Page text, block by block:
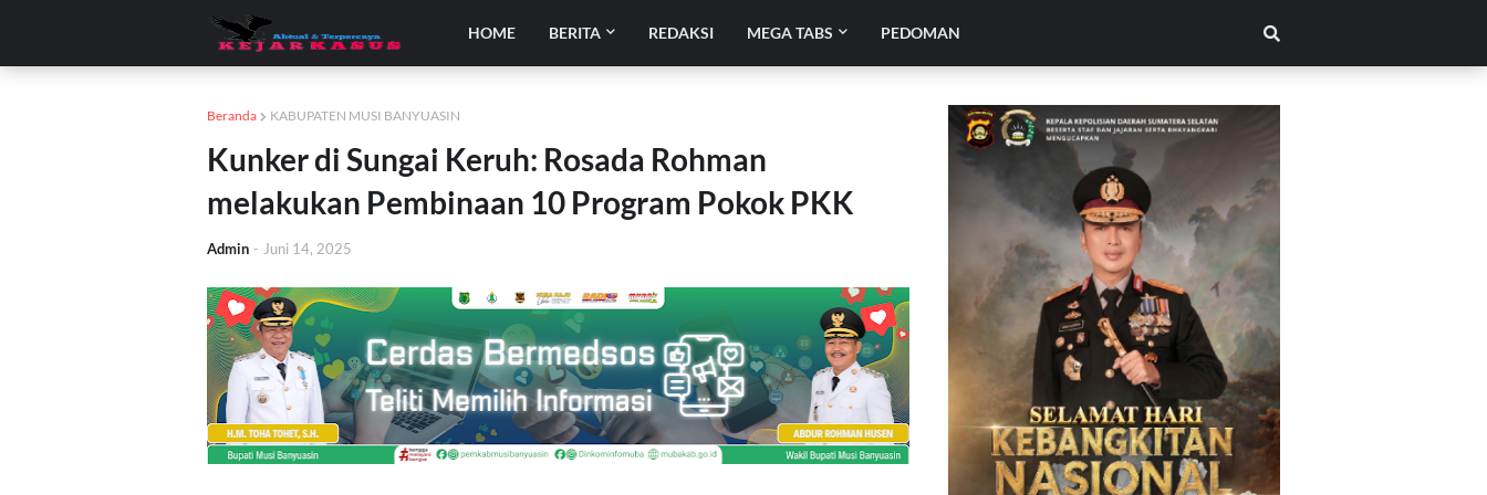
HOME BERITA REDAKSI MEGA TABS PEDOMAN
Beranda KABUPATEN MUSI BANYUASIN
Kunker di Sungai Keruh: Rosada Rohman
melakukan Pembinaan 10 Program Pokok PKK
Admin - Juni 14, 2025